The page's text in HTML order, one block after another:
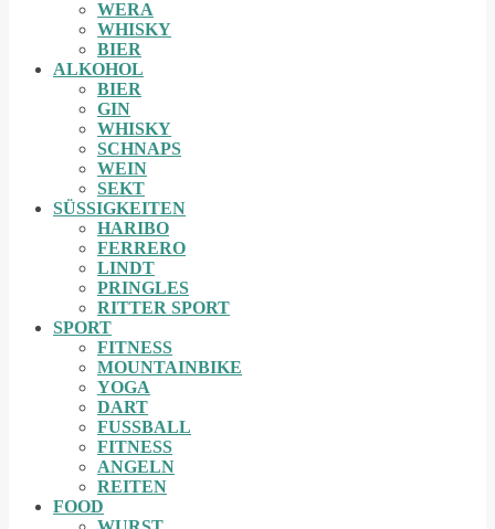
WERA
WHISKY
BIER
ALKOHOL
BIER
GIN
WHISKY
SCHNAPS
WEIN
SEKT
SÜSSIGKEITEN
HARIBO
FERRERO
LINDT
PRINGLES
RITTER SPORT
SPORT
FITNESS
MOUNTAINBIKE
YOGA
DART
FUSSBALL
FITNESS
ANGELN
REITEN
FOOD